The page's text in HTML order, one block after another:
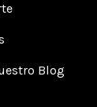
Blog